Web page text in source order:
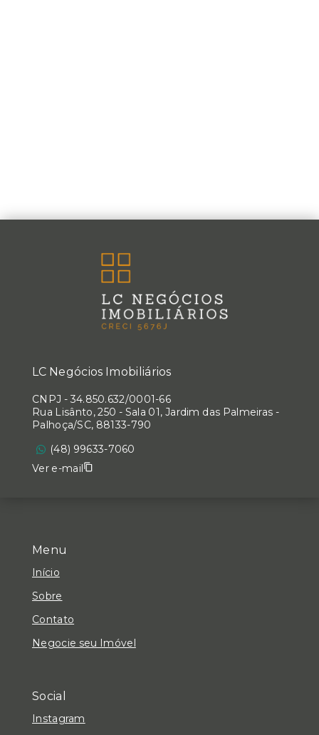
Menu
Início
Sobre
Contato
Negocie seu Imóvel
Social
Instagram
LC Negócios Imobiliários
CNPJ - 34.850.632/0001-66
Rua Lisânto, 250 - Sala 01, Jardim das Palmeiras -
Palhoça/SC, 88133-790
(48) 99633-7060
Ver e-mail